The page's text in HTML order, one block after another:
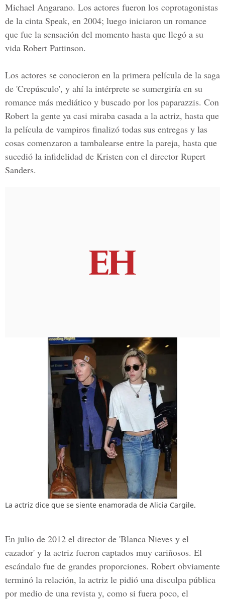
Michael Angarano. Los actores fueron los coprotagonistas
de la cinta Speak, en 2004; luego iniciaron un romance
que fue la sensación del momento hasta que llegó a su
vida Robert Pattinson.
Los actores se conocieron en la primera película de la saga
de 'Crepúsculo', y ahí la intérprete se sumergiría en su
romance más mediático y buscado por los paparazzis. Con
Robert la gente ya casi miraba casada a la actriz, hasta que
la película de vampiros finalizó todas sus entregas y las
cosas comenzaron a tambalearse entre la pareja, hasta que
sucedió la infidelidad de Kristen con el director Rupert
Sanders.
La actriz dice que se siente enamorada de Alicia Cargile.
En julio de 2012 el director de 'Blanca Nieves y el
cazador' y la actriz fueron captados muy cariñosos. El
escándalo fue de grandes proporciones. Robert obviamente
terminó la relación, la actriz le pidió una disculpa pública
por medio de una revista y, como si fuera poco, el